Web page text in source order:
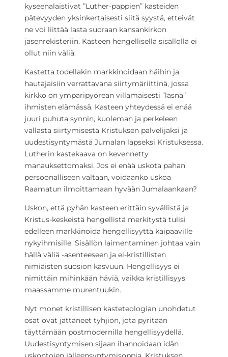
kyseenalaistivat ”Luther-pappien” kasteiden
pätevyyden yksinkertaisesti siitä syystä, etteivät
ne voi liittää lasta suoraan kansankirkon
jäsenrekisteriin. Kasteen hengellisellä sisällöllä ei
ollut niin väliä.
Kastetta todellakin markkinoidaan häihin ja
hautajaisiin verrattavana siirtymäriittinä, jossa
kirkko on ympäripyöreän villamaisesti ”läsnä”
ihmisten elämässä. Kasteen yhteydessä ei enää
juuri puhuta synnin, kuoleman ja perkeleen
vallasta siirtymisestä Kristuksen palvelijaksi ja
uudestisyntymästä Jumalan lapseksi Kristuksessa.
Lutherin kastekaava on kevennetty
manauksettomaksi. Jos ei enää uskota pahan
persoonalliseen valtaan, voidaanko uskoa
Raamatun ilmoittamaan hyvään Jumalaankaan?
Uskon, että pyhän kasteen erittäin syvällistä ja
Kristus-keskeistä hengellistä merkitystä tulisi
edelleen markkinoida hengellisyyttä kaipaaville
nykyihmisille. Sisällön laimentaminen johtaa vain
hällä väliä -asenteeseen ja ei-kristillisten
nimiäisten suosion kasvuun. Hengellisyys ei
nimittäin mihinkään häviä, vaikka kristillisyys
maassamme murentuukin.
Nyt monet kristillisen kasteteologian unohdetut
osat ovat jättäneet tyhjiön, jota pyritään
täyttämään postmodernilla hengellisyydellä.
Uudestisyntymisen sijaan ihannoidaan idän